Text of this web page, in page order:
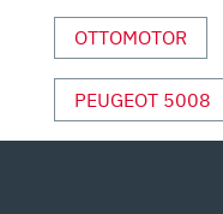
UND
SPORT“
YOUTUBE
ANZEIGEN
OTTOMOTOR
PEUGEOT 5008